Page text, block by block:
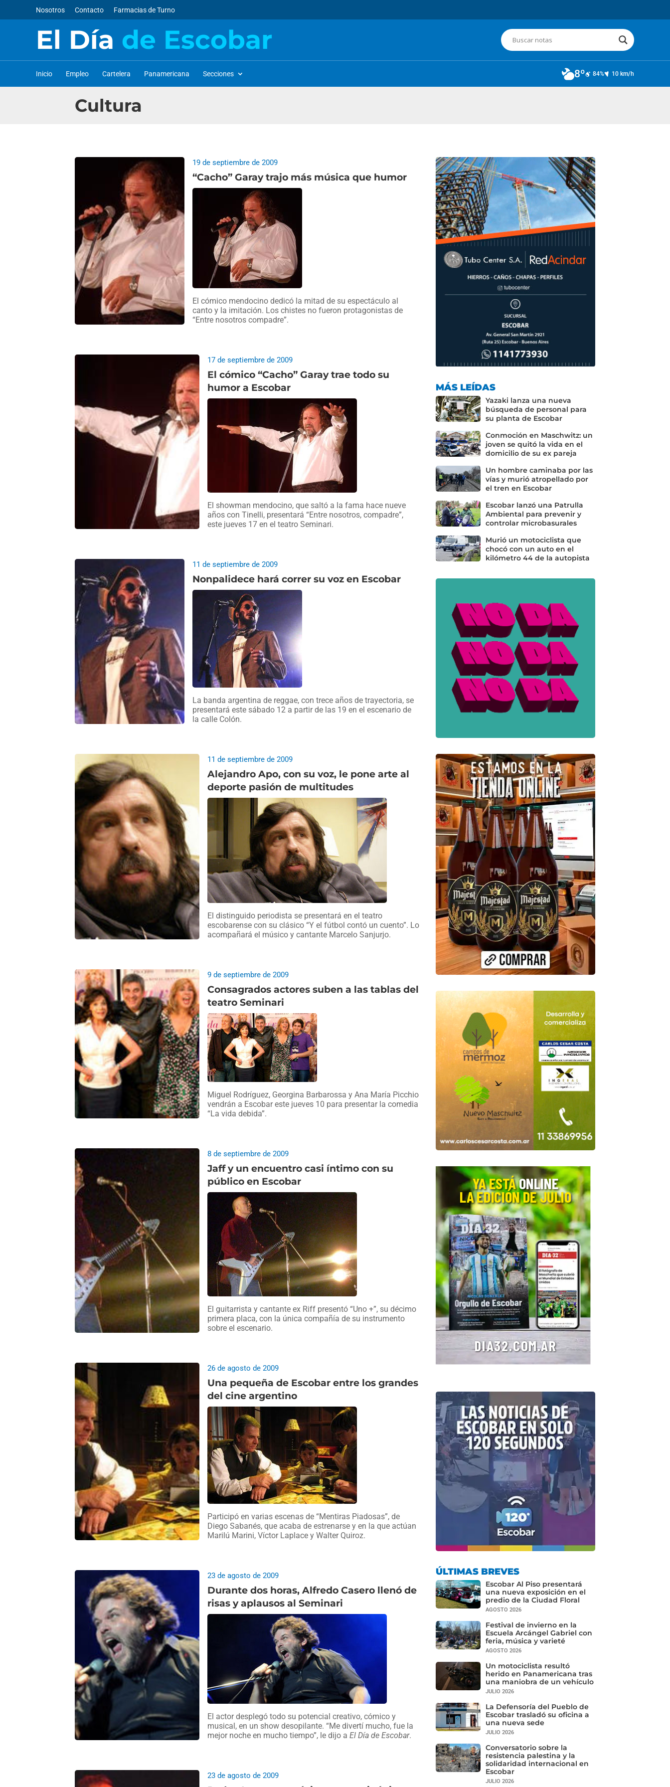
Nosotros Contacto Farmacias de Turno
El Día de Escobar
Inicio Empleo Cartelera Panamericana Secciones 8º 84% 10 km/h
Cultura
“Cacho” Garay trajo más música que humor
19 de septiembre de 2009
El cómico mendocino dedicó la mitad de su espectáculo al
canto y la imitación. Los chistes no fueron protagonistas de
“Entre nosotros compadre”.
El cómico “Cacho” Garay trae todo su
humor a Escobar
17 de septiembre de 2009
El showman mendocino, que saltó a la fama hace nueve
años con Tinelli, presentará “Entre nosotros, compadre”,
este jueves 17 en el teatro Seminari.
Nonpalidece hará correr su voz en Escobar
11 de septiembre de 2009
La banda argentina de reggae, con trece años de trayectoria, se
presentará este sábado 12 a partir de las 19 en el escenario de
la calle Colón.
Alejandro Apo, con su voz, le pone arte al
deporte pasión de multitudes
11 de septiembre de 2009
El distinguido periodista se presentará en el teatro
escobarense con su clásico “Y el fútbol contó un cuento”. Lo
acompañará el músico y cantante Marcelo Sanjurjo.
Consagrados actores suben a las tablas del
teatro Seminari
9 de septiembre de 2009
Miguel Rodríguez, Georgina Barbarossa y Ana María Picchio
vendrán a Escobar este jueves 10 para presentar la comedia
“La vida debida”.
Jaff y un encuentro casi íntimo con su
público en Escobar
8 de septiembre de 2009
El guitarrista y cantante ex Riff presentó “Uno +”, su décimo
primera placa, con la única compañía de su instrumento
sobre el escenario.
Una pequeña de Escobar entre los grandes
del cine argentino
26 de agosto de 2009
Participó en varias escenas de “Mentiras Piadosas”, de
Diego Sabanés, que acaba de estrenarse y en la que actúan
Marilú Marini, Víctor Laplace y Walter Quiroz.
Durante dos horas, Alfredo Casero llenó de
risas y aplausos al Seminari
23 de agosto de 2009
El actor desplegó todo su potencial creativo, cómico y
musical, en un show desopilante. “Me divertí mucho, fue la
mejor noche en mucho tiempo”, le dijo aEl Día de Escobar.
23 de agosto de 2009
MÁS LEÍDAS
Yazaki lanza una nueva
búsqueda de personal para
su planta de Escobar
Conmoción en Maschwitz: un
joven se quitó la vida en el
domicilio de su ex pareja
Un hombre caminaba por las
vías y murió atropellado por
el tren en Escobar
Escobar lanzó una Patrulla
Ambiental para prevenir y
controlar microbasurales
Murió un motociclista que
chocó con un auto en el
kilómetro 44 de la autopista
ÚLTIMAS BREVES
Escobar Al Piso presentará
una nueva exposición en el
predio de la Ciudad Floral
AGOSTO 2026
Festival de invierno en la
Escuela Arcángel Gabriel con
feria, música y varieté
AGOSTO 2026
Un motociclista resultó
herido en Panamericana tras
una maniobra de un vehículo
JULIO 2026
La Defensoría del Pueblo de
Escobar trasladó su oficina a
una nueva sede
JULIO 2026
Conversatorio sobre la
resistencia palestina y la
solidaridad internacional en
Escobar
JULIO 2026